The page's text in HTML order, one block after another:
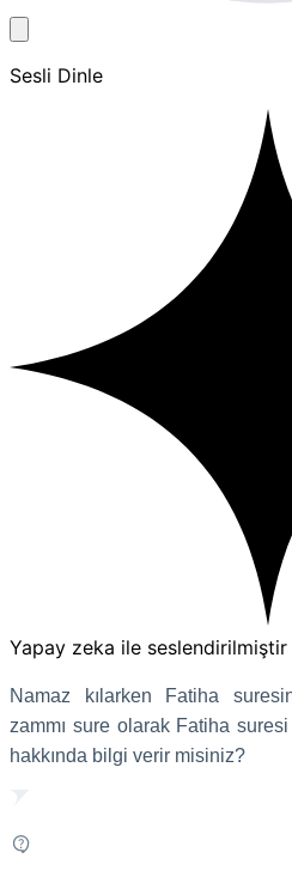
Sesli Dinle
Yapay zeka ile seslendirilmiştir
Namaz kılarken Fatiha
zammı sure olarak Fatiha
hakkında bilgi verir misiniz?